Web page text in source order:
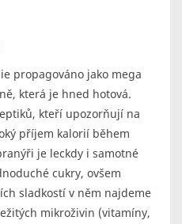
propagováno jako mega
která je hned hotová.
kteří upozorňují na
příjem kalorií během
je leckdy i samotné
cukry, ovšem
sladkostí v něm najdeme
mikroživin (vitamíny,